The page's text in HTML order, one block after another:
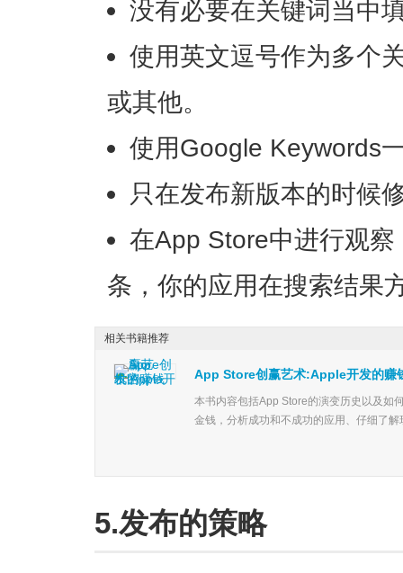
没有必要在关键词当中
使用英文逗号作为多个
或其他。
使用Google Keywords
只在发布新版本的时候
在App Store中进行观
条，你的应用在搜索结果
App Store创赢艺术:Apple开发的赚
本书内容包括App Store的演变历史以及如
金钱，分析成功和不成功的应用、仔细了
相关书籍推荐
5.发布的策略